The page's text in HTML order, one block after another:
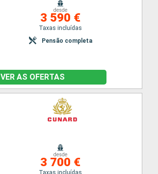
desde
3 590 €
Taxas incluídas
Pensão completa
VER AS OFERTAS
desde
3 700 €
Taxas incluídas